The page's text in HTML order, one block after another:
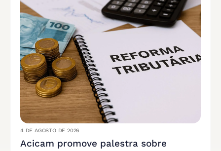
4 DE AGOSTO DE 2026
Acicam promove palestra sobre